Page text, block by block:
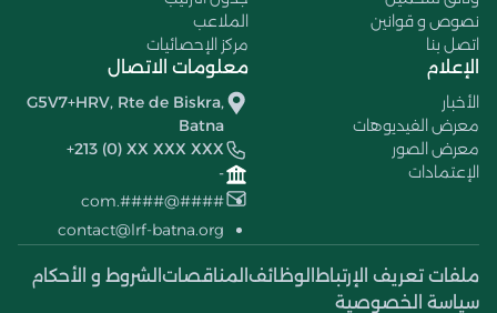
نصوص و قوانين
اتصل بنا
الملاعب
مركز الإحصائيات
الإعلام
الأخبار
معرض الفيديوهات
معرض الصور
الإعتمادات
معلومات الاتصال
G5V7+HRV, Rte de Biskra,
Batna
+213 (0) XX XXX XXX
-
####@####.com
contact@lrf-batna.org
ملفات تعريف الإرتباط الوظائف المناقصات الشروط و الأحكام
سياسة الخصوصية